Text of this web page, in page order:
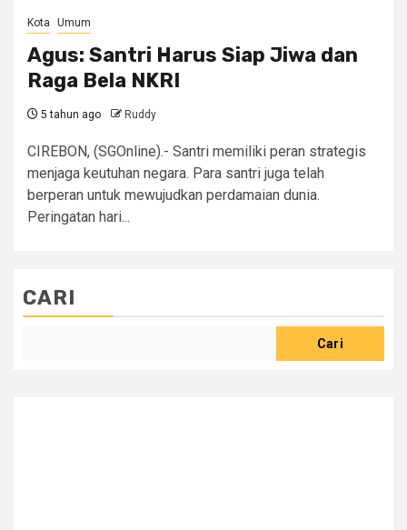
Kota Umum
Agus: Santri Harus Siap Jiwa dan
Raga Bela NKRI
5 tahun ago Ruddy
CIREBON, (SGOnline).- Santri memiliki peran strategis
menjaga keutuhan negara. Para santri juga telah
berperan untuk mewujudkan perdamaian dunia.
Peringatan hari...
CARI
Cari